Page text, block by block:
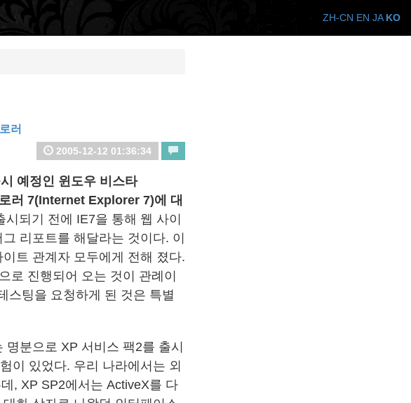
러
2005-12-12 01:36:34
예정인 윈도우 비스타
러 7(Internet Explorer 7)에 대
시되기 전에 IE7을 통해 웹 사이
리포트를 해달라는 것이다. 이
트 관계자 모두에게 전해 졌다.
로 진행되어 오는 것이 관례이
스팅을 요청하게 된 것은 특별
분으로 XP 서비스 팩2를 출시
이 있었다. 우리 나라에서는 외
, XP SP2에서는 ActiveX를 다
ZH-CN EN JA KO